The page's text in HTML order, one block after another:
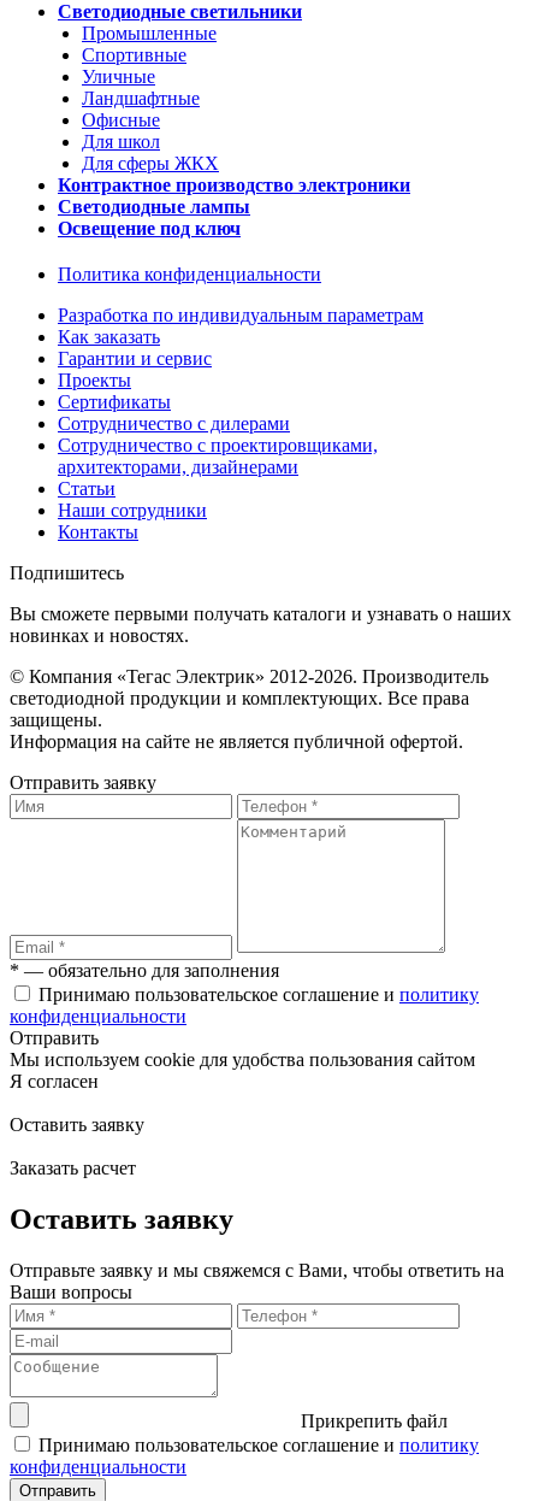
Светодиодные светильники
Промышленные
Спортивные
Уличные
Ландшафтные
Офисные
Для школ
Для сферы ЖКХ
Контрактное производство электроники
Светодиодные лампы
Освещение под ключ
Политика конфиденциальности
Разработка по индивидуальным параметрам
Как заказать
Гарантии и сервис
Проекты
Сертификаты
Сотрудничество с дилерами
Сотрудничество с проектировщиками,
архитекторами, дизайнерами
Статьи
Наши сотрудники
Контакты
Подпишитесь
Вы сможете первыми получать каталоги и узнавать о наших
новинках и новостях.
© Компания «Тегас Электрик» 2012-2026. Производитель
светодиодной продукции и комплектующих. Все права
защищены.
Информация на сайте не является публичной офертой.
Отправить заявку
* — обязательно для заполнения
Принимаю пользовательское соглашение и политику
конфиденциальности
Отправить
Мы используем cookie для удобства пользования сайтом
Я согласен
Оставить заявку
Заказать расчет
Оставить заявку
Отправьте заявку и мы свяжемся с Вами, чтобы ответить на
Ваши вопросы
Прикрепить файл
Принимаю пользовательское соглашение и политику
конфиденциальности